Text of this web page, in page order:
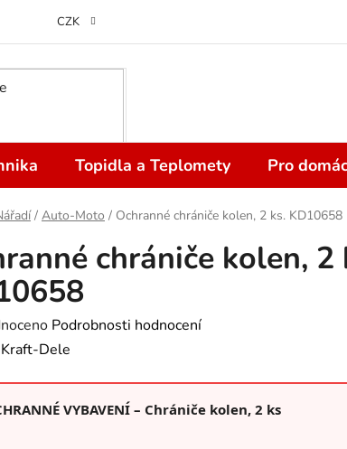
Odstoupení od kupní smlouvy do 14 dní
CZK
Topidla a Teplomety Pro
/ Auto-Moto / Ochranné chrániče kolen, 2 ks. KD10658
chrániče kolen, 2
Podrobnosti hodnocení
Kraft-Dele
VYBAVENÍ – Chrániče kolen, 2 ks